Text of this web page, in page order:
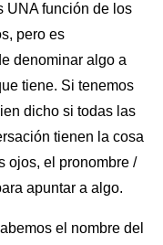
UNA función de los
pero es
denominar algo a
tiene. Si tenemos
dicho si todas las
tienen la cosa
ojos, el pronombre /
apuntar a algo.
el nombre del